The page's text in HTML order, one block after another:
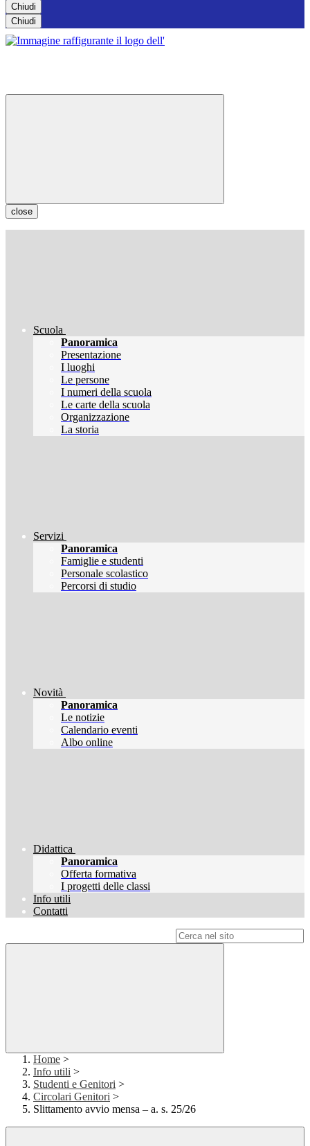
Chiudi
Chiudi
close
Scuola
Panoramica
Presentazione
I luoghi
Le persone
I numeri della scuola
Le carte della scuola
Organizzazione
La storia
Servizi
Panoramica
Famiglie e studenti
Personale scolastico
Percorsi di studio
Novità
Panoramica
Le notizie
Calendario eventi
Albo online
Didattica
Panoramica
Offerta formativa
I progetti delle classi
Info utili
Contatti
Home >
Info utili >
Studenti e Genitori >
Circolari Genitori >
Slittamento avvio mensa – a. s. 25/26